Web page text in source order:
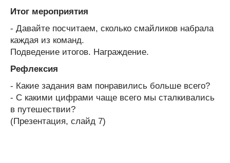
Итог мероприятия
- Давайте посчитаем, сколько смайликов набрала
каждая из команд.
Подведение итогов. Награждение.
Рефлексия
- Какие задания вам понравились больше всего?
- С какими цифрами чаще всего мы сталкивались
в путешествии?
(Презентация, слайд 7)